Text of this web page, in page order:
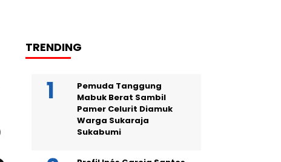
TRENDING
Pemuda Tanggung
Mabuk Berat Sambil
Pamer Celurit Diamuk
Warga Sukaraja
Sukabumi